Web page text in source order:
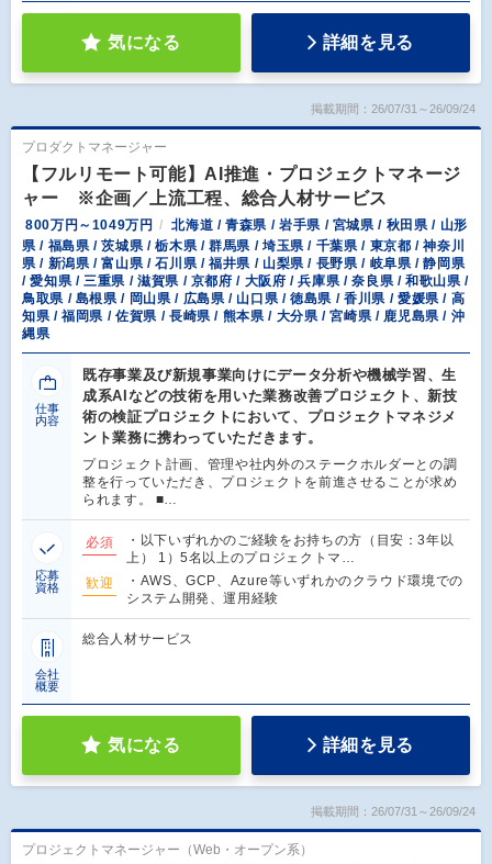
気になる 詳細を見る
掲載期間：26/07/31～26/09/24
プロダクトマネージャー
【フルリモート可能】AI推進・プロジェクトマネージ
ャー ※企画／上流工程、総合人材サービス
800万円～1049万円
北海道 / 青森県 / 岩手県 / 宮城県 / 秋田県 / 山形
県 / 福島県 / 茨城県 / 栃木県 / 群馬県 / 埼玉県 / 千葉県 / 東京都 / 神奈川
県 / 新潟県 / 富山県 / 石川県 / 福井県 / 山梨県 / 長野県 / 岐阜県 / 静岡県
/ 愛知県 / 三重県 / 滋賀県 / 京都府 / 大阪府 / 兵庫県 / 奈良県 / 和歌山県 /
鳥取県 / 島根県 / 岡山県 / 広島県 / 山口県 / 徳島県 / 香川県 / 愛媛県 / 高
知県 / 福岡県 / 佐賀県 / 長崎県 / 熊本県 / 大分県 / 宮崎県 / 鹿児島県 / 沖
縄県
仕事
内容
既存事業及び新規事業向けにデータ分析や機械学習、生
成系AIなどの技術を用いた業務改善プロジェクト、新技
術の検証プロジェクトにおいて、プロジェクトマネジメ
ント業務に携わっていただきます。
プロジェクト計画、管理や社内外のステークホルダーとの調
整を行っていただき、プロジェクトを前進させることが求め
られます。 ■…
応募
資格
必須
・以下いずれかのご経験をお持ちの方（目安：3年以
上） 1）5名以上のプロジェクトマ…
歓迎
・AWS、GCP、Azure等いずれかのクラウド環境での
システム開発、運用経験
会社
概要
総合人材サービス
気になる 詳細を見る
掲載期間：26/07/31～26/09/24
プロジェクトマネージャー（Web・オープン系）